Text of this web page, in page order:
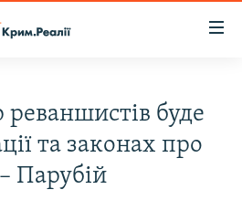
реваншистів буде
та законах про
Парубій